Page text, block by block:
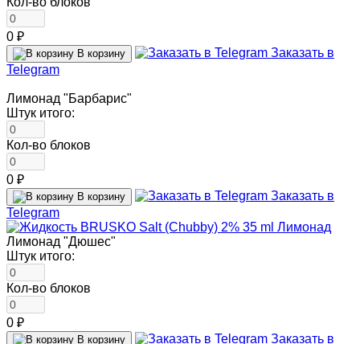
0 ₽
В корзину
Заказать в
Telegram
Лимонад "Барбарис"
Штук итого:
Кол-во блоков
0 ₽
В корзину
Заказать в
Telegram
Лимонад "Дюшес"
Штук итого:
Кол-во блоков
0 ₽
В корзину Заказать в